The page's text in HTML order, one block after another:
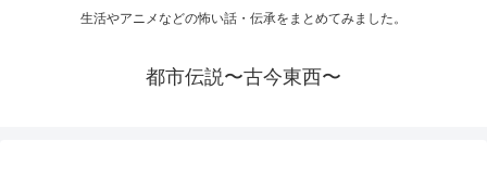
生活やアニメなどの怖い話・伝承をまとめてみました。
都市伝説〜古今東西〜